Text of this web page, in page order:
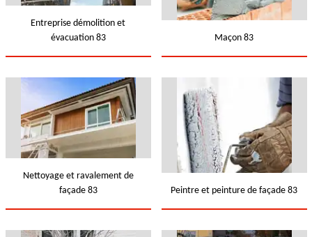
Entreprise démolition et
évacuation 83
Maçon 83
Nettoyage et ravalement de
façade 83
Peintre et peinture de façade 83